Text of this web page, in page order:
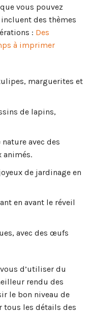
vous pouvez
des thèmes
: Des
à imprimer
marguerites et
de lapins,
avec des
animés.
de jardinage en
en avant le réveil
avec des œufs
d’utiliser du
rendu des
le bon niveau de
tous les détails des